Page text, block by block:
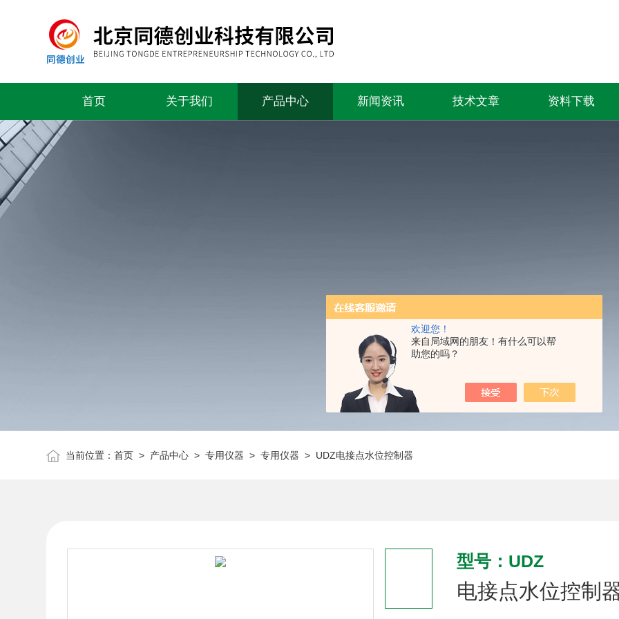
欢迎您！
来自局域网的朋友！有什么可以帮
助您的吗？
首页 关于我们 产品中心 新闻资讯 技术文章 资料下载
当前位置：首页 > 产品中心 >专用仪器 >专用仪器 > UDZ电接点水位控制器
型号：UDZ
电接点水位控制